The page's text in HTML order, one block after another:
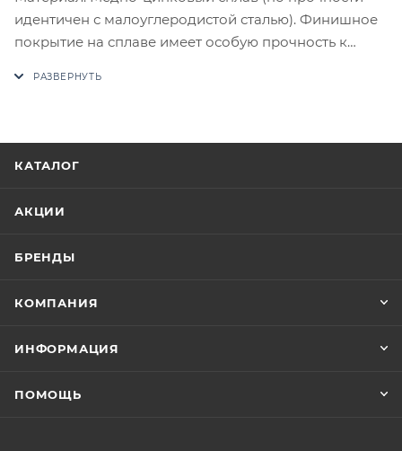
идентичен с малоуглеродистой сталью). Финишное
покрытие на сплаве имеет особую прочность к
утверждение заказчика.
Цены на сайте не являются оптовыми и
приходит письмо только для подтверждения, что
счете после проверки товара на наличие на складе.
КАТАЛОГ
АКЦИИ
БРЕНДЫ
КОМПАНИЯ
ИНФОРМАЦИЯ
ПОМОЩЬ